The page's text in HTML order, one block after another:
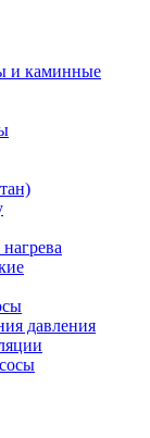
и каминные
давления